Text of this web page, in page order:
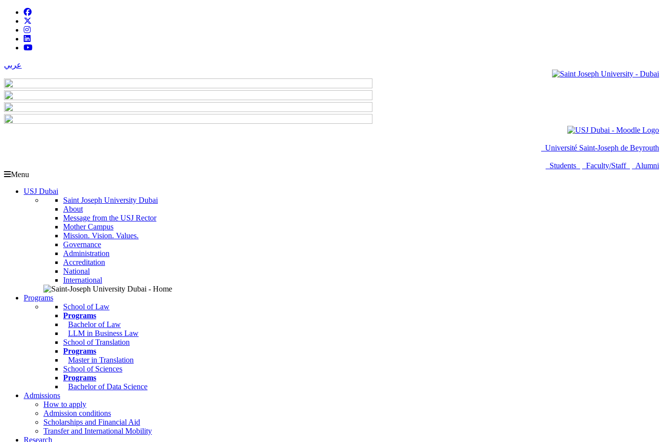
عربي
Université Saint-Joseph de Beyrouth
Students Faculty/Staff
Alumni
Menu
USJ Dubai
Saint Joseph University Dubai
About
Message from the USJ Rector
Mother Campus
Mission. Vision. Values.
Governance
Administration
Accreditation
National
International
Programs
School of Law
Programs
Bachelor of Law
LLM in Business Law
School of Translation
Programs
Master in Translation
School of Sciences
Programs
Bachelor of Data Science
Admissions
How to apply
Admission conditions
Scholarships and Financial Aid
Transfer and International Mobility
Research